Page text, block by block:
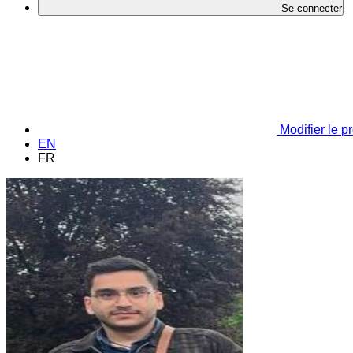
Se connecter
Modifier le
EN
FR